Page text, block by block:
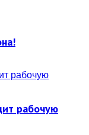
рабочую